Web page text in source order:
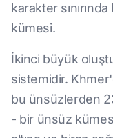
karakter
kümesi.
İkinci büyük
sistemidir.
bu ünsüzlerden
- bir ünsüz